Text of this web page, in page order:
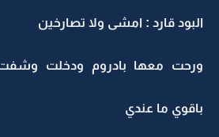
البود قارد : امشى ولا تصارخين
ورحت معها بادروم ودخلت
باقوي ما عندي